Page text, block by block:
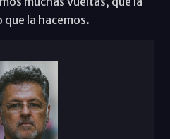
que la hacemos.